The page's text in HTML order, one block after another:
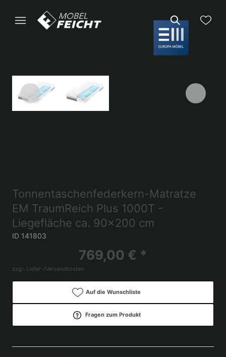
Tonnentaschenfederkern-Matratze
EM TraumReich Plus 1000T -
Liegefläche ca. 90x200 cm
ID 141803
769,00 € *
zzgl. Liefer-/Versandkosten
Auf die Wunschliste
Fragen zum Produkt